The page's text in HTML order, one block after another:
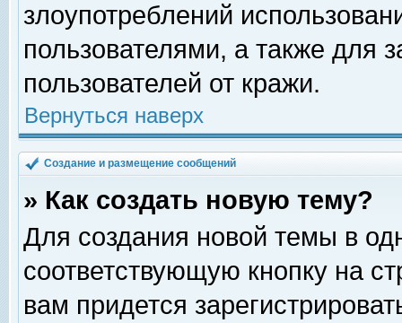
злоупотреблений
пользователями, а также для
пользователей от кражи.
Вернуться наверх
Создание и размещение сообщений
» Как создать новую тему?
Для создания новой темы в
соответствующую кнопку на
вам придется